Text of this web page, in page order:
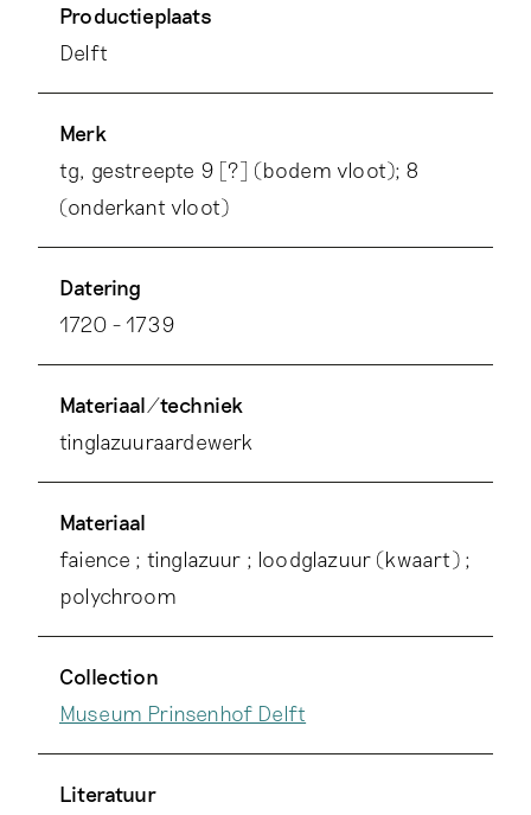
Productieplaats
Delft
Merk
tg, gestreepte 9 [?] (bodem vloot); 8
(onderkant vloot)
Datering
1720 - 1739
Materiaal/techniek
tinglazuuraardewerk
Materiaal
faience ; tinglazuur ; loodglazuur (kwaart) ;
polychroom
Collection
Museum Prinsenhof Delft
Literatuur